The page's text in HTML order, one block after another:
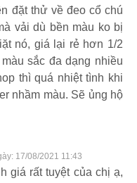
đặt thử về đeo cổ chú
vải dù bền màu ko bị
nó, giá lại rẻ hơn 1/2
sắc đa dạng nhiều
thì quá nhiệt tình khi
nhầm màu. Sẽ ủng hộ
17/08/2021 11:43
giá rất tuyệt của chị ạ,